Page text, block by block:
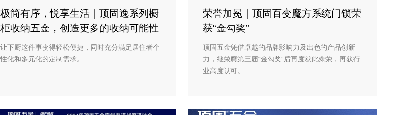
极简有序，悦享生活｜顶固逸系列橱
柜收纳五金，创造更多的收纳可能性
让下厨这件事变得轻松便捷，同时充分满足居住者个
性化和多元化的定制需求。
荣誉加冕｜顶固百变魔方系统门锁荣
获“金勾奖”
顶固五金凭借卓越的品牌影响力及出色的产品创新
力，继荣膺第三届“金勾奖”后再度获此殊荣，再获行
业高度认可。